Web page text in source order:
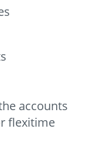
accounts
flexitime